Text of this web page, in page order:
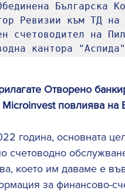
Българска
Ревизии към ТД на
счетоводител на
кантора
Отворено
повлиява на
година, основната
счетоводно
което им даваме е
за финансово-